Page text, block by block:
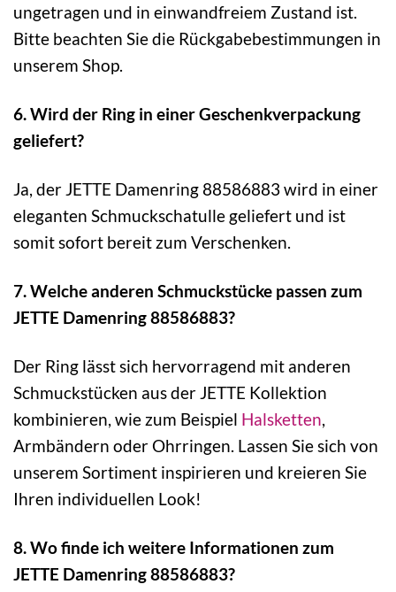
ungetragen und in einwandfreiem Zustand ist.
Bitte beachten Sie die Rückgabebestimmungen in
unserem Shop.
6. Wird der Ring in einer Geschenkverpackung
geliefert?
Ja, der JETTE Damenring 88586883 wird in einer
eleganten Schmuckschatulle geliefert und ist
somit sofort bereit zum Verschenken.
7. Welche anderen Schmuckstücke passen zum
JETTE Damenring 88586883?
Der Ring lässt sich hervorragend mit anderen
Schmuckstücken aus der JETTE Kollektion
kombinieren, wie zum Beispiel Halsketten
Armbändern oder Ohrringen. Lassen Sie sich von
unserem Sortiment inspirieren und kreieren Sie
Ihren individuellen Look!
8. Wo finde ich weitere Informationen zum
JETTE Damenring 88586883?